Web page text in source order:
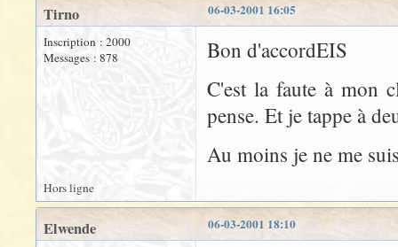
06-03-2001 16:05
Tirno
Inscription : 2000
Messages : 878
Bon d'accordEIS
C'est la faute à mon
pense. Et je tappe à
Au moins je ne me
Hors ligne
06-03-2001 18:10
Elwende